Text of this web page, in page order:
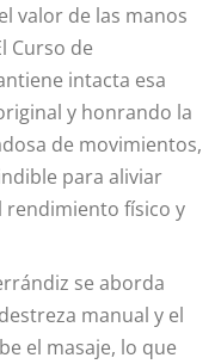
valor de las manos
Curso de
intacta esa
y honrando la
de movimientos,
para aliviar
rendimiento físico y
se aborda
manual y el
el masaje, lo que